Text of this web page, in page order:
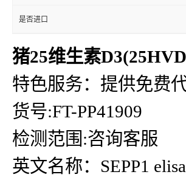
是否进口
猪25维生素
特色服务：提供免费
货号:FT-PP41909
检测范围:咨询客服
英文名称：SEPP1